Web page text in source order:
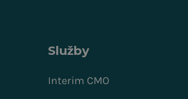
Služby
Interim CMO